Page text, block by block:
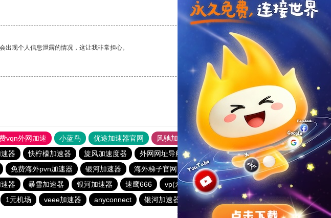
支持[0] 反对[0]
现个人信息泄露的情况，这让我非常担心。
支持[0] 反对[0]
vqn外网加速 小蓝鸟 优途加速器官网 风驰加速器
旋风加速器
器 快柠檬加速器 旋风加速度器 外网网址导航 软件中心
银河加速器
免费海外pvn加速器 银河加速器 海外梯子官网 ikuuu.me加速器官网
荔枝加速器
器 暴雪加速器 银河加速器 速鹰666 vp(永久免费)加速器 优云666
蜜蜂加速器
1元机场 veee加速器 anyconnect 银河加速器 橘子加速器
哇哇加速器